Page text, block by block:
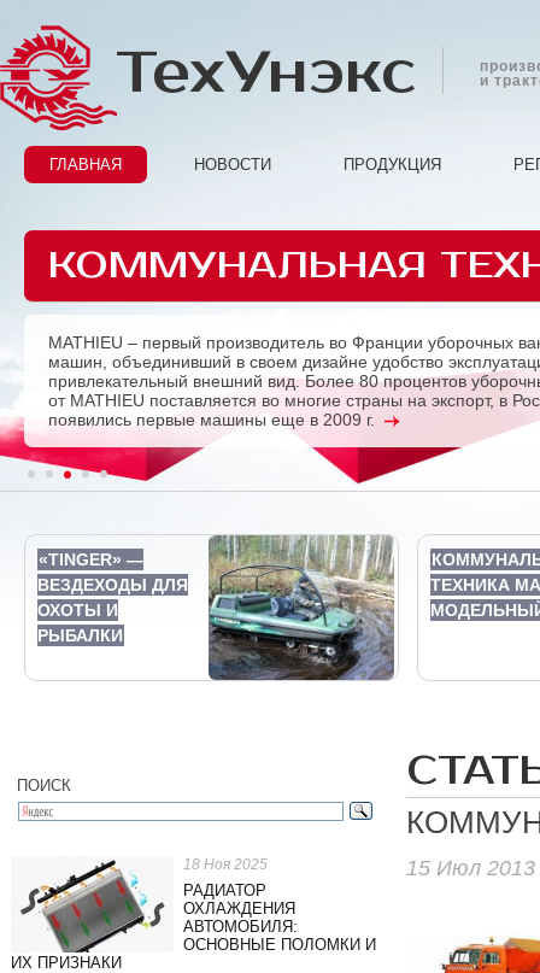
ТехУнэкс
и
ГЛАВНАЯ НОВОСТИ ПРОДУКЦИЯ
КОММУНАЛЬНАЯ
MATHIEU – первый производитель во Франции уборочных
машин, объединивший в своем дизайне удобство
привлекательный внешний вид. Более 80 процентов
от MATHIEU поставляется во многие страны на экспорт, в
появились первые машины еще в 2009 г.
Previous
1 2 3 4 5
«TINGER» —
ВЕЗДЕХОДЫ ДЛЯ
ОХОТЫ И
РЫБАЛКИ
ТЕХНИКА
15 Июл 2013
ПОИСК
18 Ноя 2025
РАДИАТОР
ОХЛАЖДЕНИЯ
АВТОМОБИЛЯ:
ОСНОВНЫЕ ПОЛОМКИ И
ИХ ПРИЗНАКИ